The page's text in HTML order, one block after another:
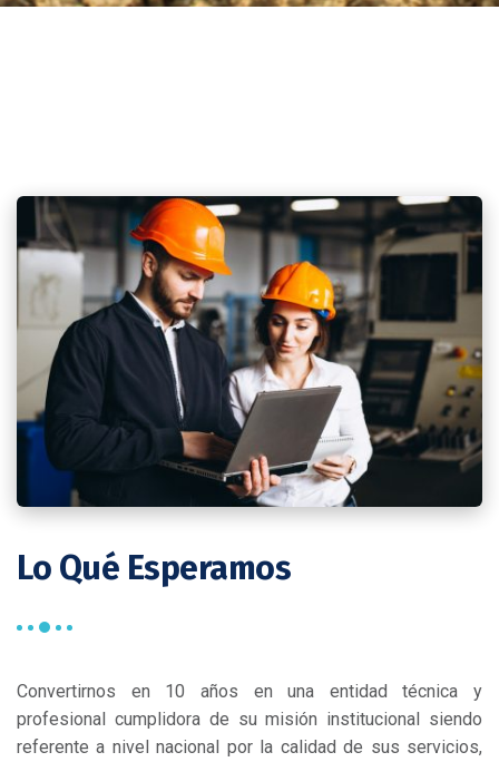
Lo Qué Esperamos
Convertirnos en 10 años en una entidad técnica y
profesional cumplidora de su misión institucional siendo
referente a nivel nacional por la calidad de sus servicios,